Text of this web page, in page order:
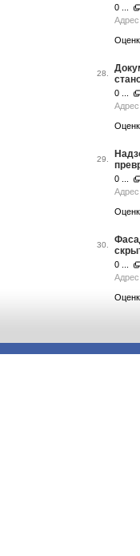
0 ...
Адрес
28.
0 ...
Адрес
29.
0 ...
Адрес
30.
0 ...
Адрес